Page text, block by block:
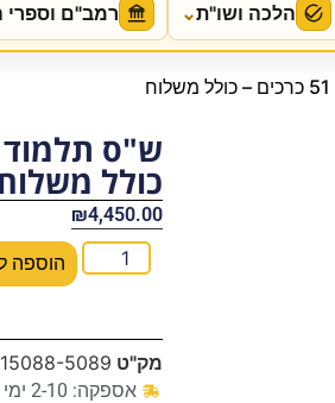
הלכה ושו"ת⌄ רמב"ם וספרי
כולל משלוח
₪4,450.00
הוספה
מק"ט 15088-5089
אספקה: 2-10 ימי עסקים (למעט מקרים חריגים)